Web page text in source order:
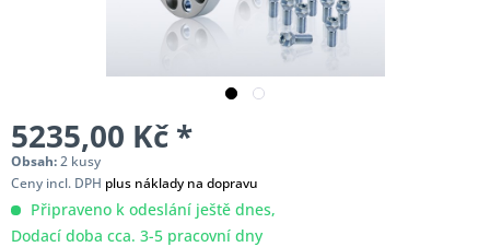
5235,00 Kč *
Obsah:2 kusy
Ceny incl. DPH plus náklady na dopravu
Připraveno k odeslání ještě dnes,
Dodací doba cca. 3-5 pracovní dny